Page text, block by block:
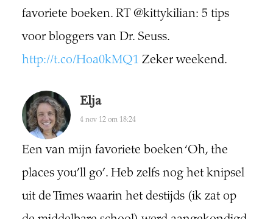
favoriete boeken. RT @kittykilian: 5 tips
voor bloggers van Dr. Seuss.
http://t.co/Hoa0kMQ1 Zeker weekend.
Elja
4 nov 12 om 18:24
Een van mijn favoriete boeken ‘Oh, the
places you’ll go’. Heb zelfs nog het knipsel
uit de Times waarin het destijds (ik zat op